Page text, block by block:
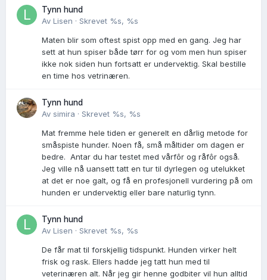
Tynn hund
Av Lisen · Skrevet %s, %s
Maten blir som oftest spist opp med en gang. Jeg har
sett at hun spiser både tørr for og vom men hun spiser
ikke nok siden hun fortsatt er undervektig. Skal bestille
en time hos vetrinæren.
Tynn hund
Av simira · Skrevet %s, %s
Mat fremme hele tiden er generelt en dårlig metode for
småspiste hunder. Noen få, små måltider om dagen er
bedre. Antar du har testet med vårfôr og råfôr også.
Jeg ville nå uansett tatt en tur til dyrlegen og utelukket
at det er noe galt, og få en profesjonell vurdering på om
hunden er undervektig eller bare naturlig tynn.
Tynn hund
Av Lisen · Skrevet %s, %s
De får mat til forskjellig tidspunkt. Hunden virker helt
frisk og rask. Ellers hadde jeg tatt hun med til
veterinæren alt. Når jeg gir henne godbiter vil hun alltid